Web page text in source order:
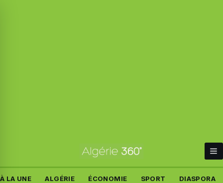
À LA UNE ALGÉRIE ÉCONOMIE SPORT DIASPORA